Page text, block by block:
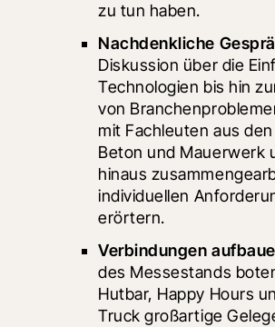
zu tun haben.
Nachdenkliche
Diskussion über die
Technologien bis hin
von
mit Fachleuten aus
Beton und Mauerwerk
hinaus
individuellen
erörtern.
Verbindungen
des Messestands
Hutbar, Happy Hours
Truck großartige